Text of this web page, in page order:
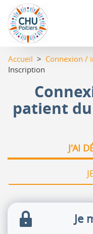
Aller
au
contenu
principal
Accueil > Connexion /
Inscription
patient
J'AI
Je